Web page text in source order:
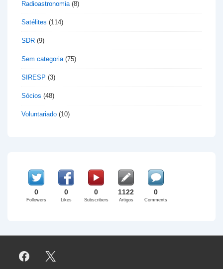
Radioastronomia(8)
Satélites (114)
SDR (9)
Sem categoria(75)
SIRESP (3)
Sócios (48)
Voluntariado (10)
0
Followers
0
Likes
0
Subscribers
1122
Artigos
0
Comments